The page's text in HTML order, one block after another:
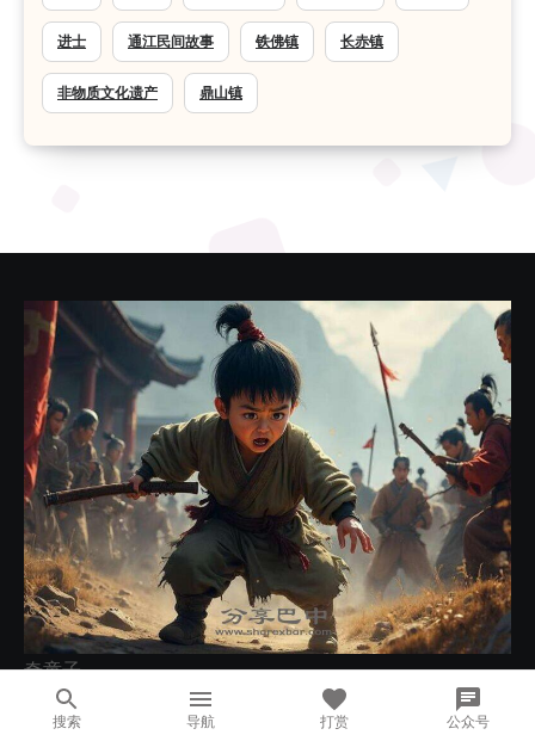
进士 通江民间故事 铁佛镇 长赤镇
非物质文化遗产 鼎山镇
奇童子
搜索 导航 打赏 公众号